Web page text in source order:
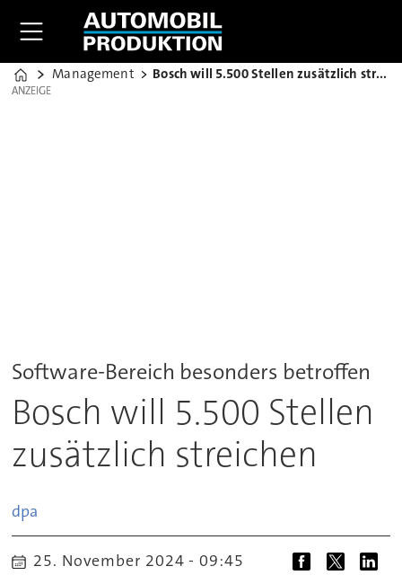
Home
Management Bosch will 5.500 Stellen zusätzlich streichen
ANZEIGE
ANZEIGE
Software-Bereich besonders betroffen
Bosch will 5.500 Stellen
zusätzlich streichen
dpa
25. November 2024 - 09:45